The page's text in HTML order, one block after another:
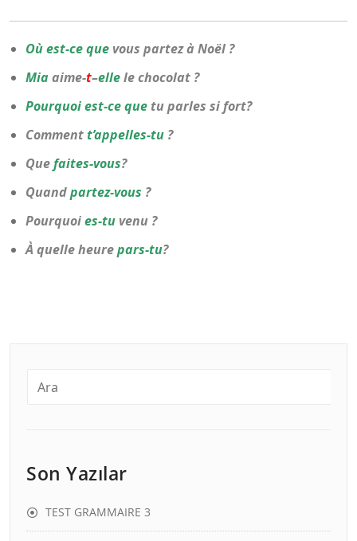
Où est-ce que vous partez à Noël ?
Miaaime-t–ellele chocolat ?
Pourquoi est-ce que tu parles si fort?
Commentt’appelles-tu ?
Quefaites-vous?
Quandpartez-vous ?
Pourquoies-tu venu ?
À quelle heurepars-tu?
Son Yazılar
TEST GRAMMAIRE 3